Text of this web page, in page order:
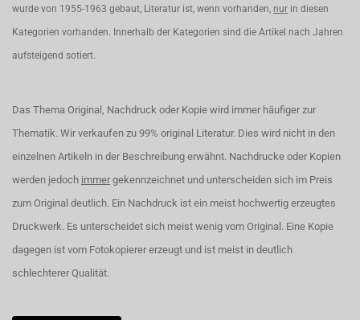
wurde von 1955-1963 gebaut, Literatur ist, wenn vorhanden, nur in diesen
Kategorien vorhanden. Innerhalb der Kategorien sind die Artikel nach Jahren
aufsteigend sotiert.
Das Thema Original, Nachdruck oder Kopie wird immer häufiger zur
Thematik. Wir verkaufen zu 99% original Literatur. Dies wird nicht in den
einzelnen Artikeln in der Beschreibung erwähnt. Nachdrucke oder Kopien
werden jedoch immer gekennzeichnet und unterscheiden sich im Preis
zum Original deutlich. Ein Nachdruck ist ein meist hochwertig erzeugtes
Druckwerk. Es unterscheidet sich meist wenig vom Original. Eine Kopie
dagegen ist vom Fotokopierer erzeugt und ist meist in deutlich
schlechterer Qualität.